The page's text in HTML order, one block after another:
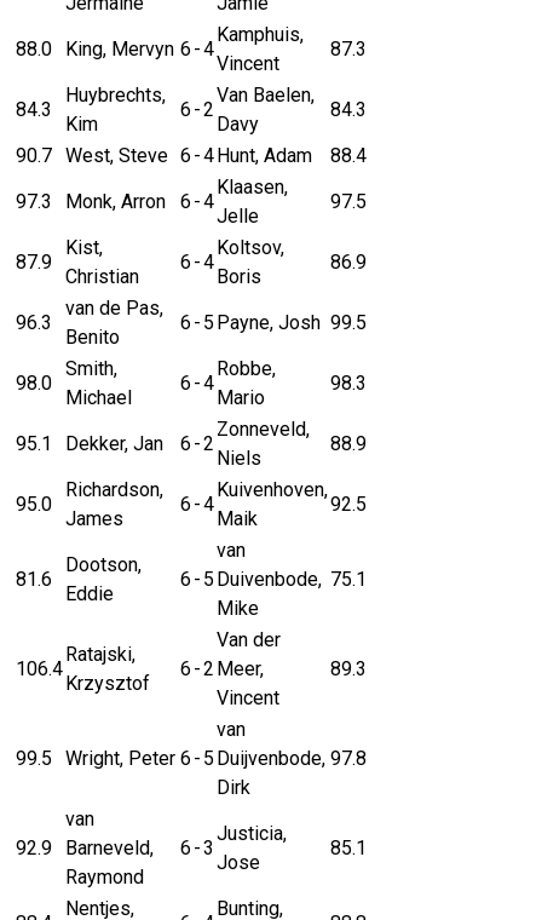
88.0 King, Mervyn 6 -4
Kamphuis,
Vincent
87.3
84.3
Huybrechts,
Kim
6 -2
Van Baelen,
Davy
84.3
90.7 West, Steve 6 -4Hunt, Adam
88.4
97.3
Monk, Arron 6 -4
Klaasen,
Jelle
97.5
87.9
Kist,
Christian
6 -4
Koltsov,
Boris
86.9
96.3
van de Pas,
Benito
6 - 5 Payne, Josh 99.5
98.0
Smith,
Michael
6 -4
Robbe,
Mario
98.3
95.1 Dekker, Jan 6 -2
Zonneveld,
Niels
88.9
95.0
Richardson,
James
6 -4
Kuivenhoven,
Maik
92.5
81.6
Dootson,
Eddie
6 - 5
van
Duivenbode,
Mike
75.1
106.4
Ratajski,
Krzysztof
6 -2
Van der
Meer,
Vincent
89.3
99.5 Wright, Peter 6 - 5
van
Duijvenbode,
Dirk
97.8
92.9
van
Barneveld,
Raymond
6 -3
Justicia,
Jose
85.1
Nentjes,
Bunting,